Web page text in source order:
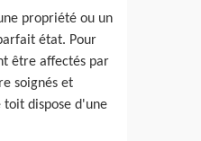
propriété ou un
état. Pour
être affectés par
soignés et
toit dispose d'une